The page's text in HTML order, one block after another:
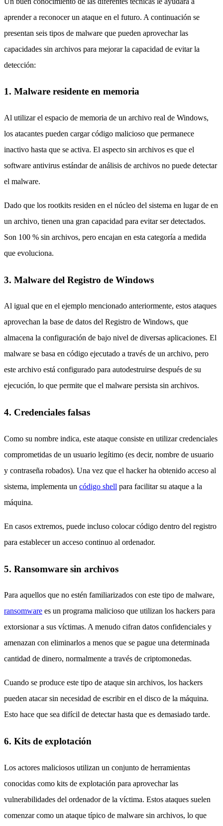
aprender a reconocer un ataque en el futuro. A continuación se
presentan seis tipos de malware que pueden aprovechar las
capacidades sin archivos para mejorar la capacidad de evitar la
detección:
1. Malware residente en memoria
Al utilizar el espacio de memoria de un archivo real de Windows,
los atacantes pueden cargar código malicioso que permanece
inactivo hasta que se activa. El aspecto sin archivos es que el
software antivirus estándar de análisis de archivos no puede detectar
el malware.
Dado que los rootkits residen en el núcleo del sistema en lugar de en
un archivo, tienen una gran capacidad para evitar ser detectados.
Son 100 % sin archivos, pero encajan en esta categoría a medida
que evoluciona.
3. Malware del Registro de Windows
Al igual que en el ejemplo mencionado anteriormente, estos ataques
aprovechan la base de datos del Registro de Windows, que
almacena la configuración de bajo nivel de diversas aplicaciones. El
malware se basa en código ejecutado a través de un archivo, pero
este archivo está configurado para autodestruirse después de su
ejecución, lo que permite que el malware persista sin archivos.
4. Credenciales falsas
Como su nombre indica, este ataque consiste en utilizar credenciales
comprometidas de un usuario legítimo (es decir, nombre de usuario
y contraseña robados). Una vez que el hacker ha obtenido acceso al
sistema, implementa un código shell para facilitar su ataque a la
máquina.
En casos extremos, puede incluso colocar código dentro del registro
para establecer un acceso continuo al ordenador.
5. Ransomware sin archivos
Para aquellos que no estén familiarizados con este tipo de malware,
ransomware es un programa malicioso que utilizan los hackers para
extorsionar a sus víctimas. A menudo cifran datos confidenciales y
amenazan con eliminarlos a menos que se pague una determinada
cantidad de dinero, normalmente a través de criptomonedas.
Cuando se produce este tipo de ataque sin archivos, los hackers
pueden atacar sin necesidad de escribir en el disco de la máquina.
Esto hace que sea difícil de detectar hasta que es demasiado tarde.
6. Kits de explotación
Los actores maliciosos utilizan un conjunto de herramientas
conocidas como kits de explotación para aprovechar las
vulnerabilidades del ordenador de la víctima. Estos ataques suelen
comenzar como un ataque típico de malware sin archivos, lo que